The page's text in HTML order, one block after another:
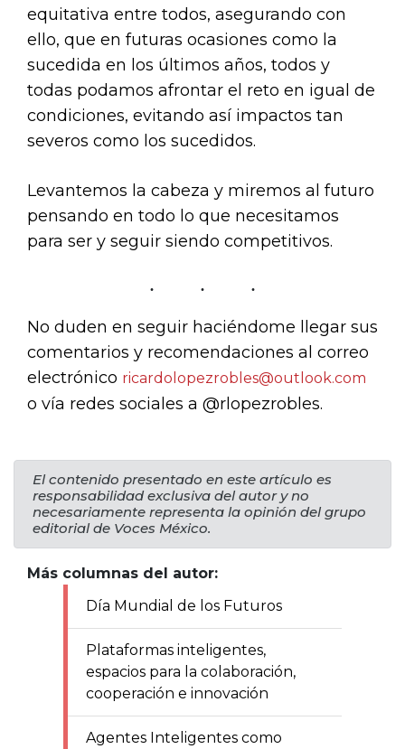
equitativa entre todos, asegurando con
ello, que en futuras ocasiones como la
sucedida en los últimos años, todos y
todas podamos afrontar el reto en igual de
condiciones, evitando así impactos tan
severos como los sucedidos.
Levantemos la cabeza y miremos al futuro
pensando en todo lo que necesitamos
para ser y seguir siendo competitivos.
No duden en seguir haciéndome llegar sus
comentarios y recomendaciones al correo
electrónico ricardolopezrobles@outlook.com
o vía redes sociales a @rlopezrobles.
El contenido presentado en este artículo es
responsabilidad exclusiva del autor y no
necesariamente representa la opinión del grupo
editorial de Voces México.
Más columnas del autor:
Día Mundial de los Futuros
Plataformas inteligentes,
espacios para la colaboración,
cooperación e innovación
Agentes Inteligentes como